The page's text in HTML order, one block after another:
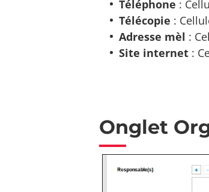
Téléphone :
Télécopie :
Adresse mèl :
Site internet:
Onglet